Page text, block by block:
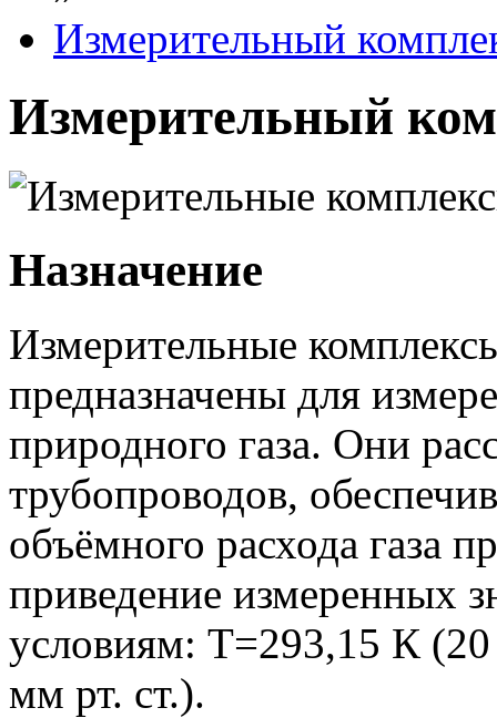
Измерительный
Измерительный
Назначение
Измерительные
предназначены для
природного газа. Они
трубопроводов,
объёмного расхода газа
приведение измеренных
условиям: Т=293,15 К
мм рт. ст.).